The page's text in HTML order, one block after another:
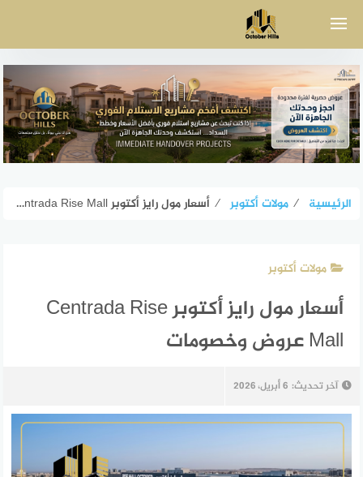
الرئيسية ⁄ مولات أكتوبر ⁄ أسعار مول رايز أكتوبر Centrada Rise Mall عروض وخصومات
مولات أكتوبر
أسعار مول رايز أكتوبر Centrada Rise
Mall عروض وخصومات
آخر تحديث: 6 أبريل، 2026